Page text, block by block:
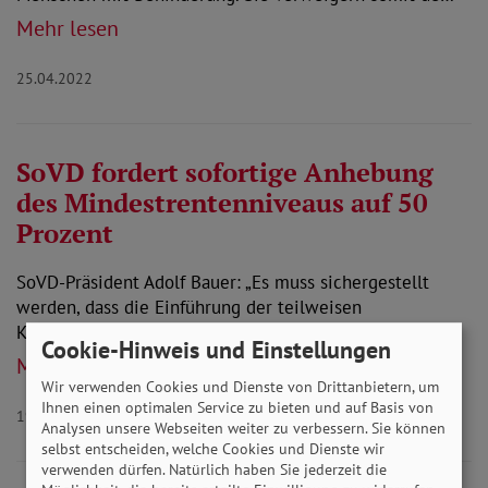
Mehr lesen
25.04.2022
SoVD fordert sofortige Anhebung
des Mindestrentenniveaus auf 50
Prozent
SoVD-Präsident Adolf Bauer: „Es muss sichergestellt
werden, dass die Einführung der teilweisen
Kapitaldeckung nicht zu einer Schwächung der…
Mehr lesen
19.04.2022
Cookie-Hinweis und Einstellungen
Wir verwenden Cookies und Dienste von Drittanbietern, um
Ihnen einen optimalen Service zu bieten und auf Basis von
Analysen unsere Webseiten weiter zu verbessern. Sie können
selbst entscheiden, welche Cookies und Dienste wir
verwenden dürfen. Natürlich haben Sie jederzeit die